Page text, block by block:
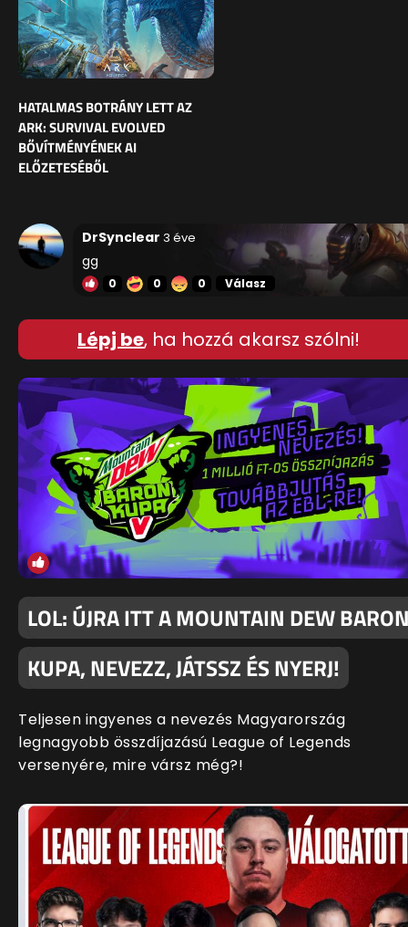
HATALMAS BOTRÁNY LETT AZ
ARK: SURVIVAL EVOLVED
BŐVÍTMÉNYÉNEK AI
ELŐZETESÉBŐL
DrSynclear 3 éve
gg
0 0 0 Válasz
Lépj be, ha hozzá akarsz szólni!
LOL: ÚJRA ITT A MOUNTAIN DEW
KUPA, NEVEZZ, JÁTSSZ ÉS NYERJ!
Teljesen ingyenes a nevezés Magyarország
legnagyobb összdíjazású League of Legends
versenyére, mire vársz még?!